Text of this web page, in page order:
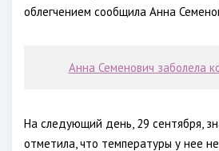
облегчением сообщила Анна
Анна Семенович заболела
На следующий день, 29 сентября,
отметила, что температуры у нее